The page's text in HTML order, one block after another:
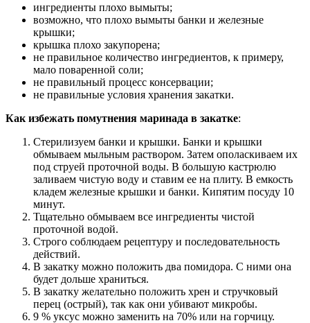
ингредиенты плохо вымыты;
возможно, что плохо вымыты банки и железные
крышки;
крышка плохо закупорена;
не правильное количество ингредиентов, к примеру,
мало поваренной соли;
не правильный процесс консервации;
не правильные условия хранения закатки.
Как избежать помутнения маринада в закатке:
Стерилизуем банки и крышки. Банки и крышки
обмываем мыльным раствором. Затем ополаскиваем их
под струей проточной воды. В большую кастрюлю
заливаем чистую воду и ставим ее на плиту. В емкость
кладем железные крышки и банки. Кипятим посуду 10
минут.
Тщательно обмываем все ингредиенты чистой
проточной водой.
Строго соблюдаем рецептуру и последовательность
действий.
В закатку можно положить два помидора. С ними она
будет дольше храниться.
В закатку желательно положить хрен и стручковый
перец (острый), так как они убивают микробы.
9 % уксус можно заменить на 70% или на горчицу.